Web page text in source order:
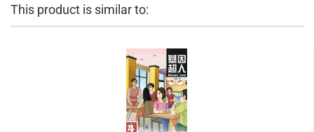
This product is similar to: